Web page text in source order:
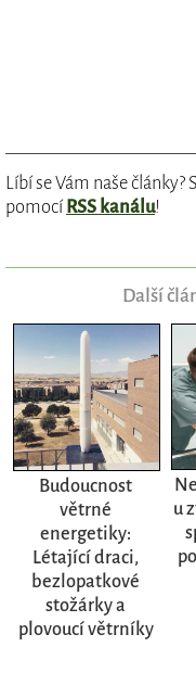
Líbí se Vám naše články?
pomocíRSS kanálu!
Další
Budoucnost
větrné
energetiky:
Létající draci,
bezlopatkové
stožárky a
plovoucí větrníky
u